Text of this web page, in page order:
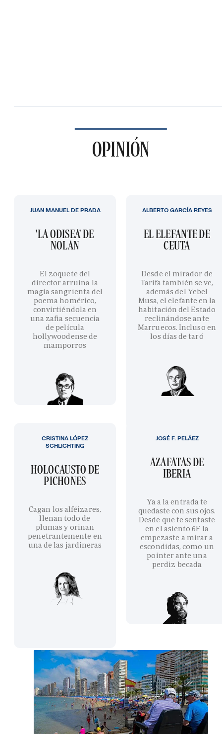
OPINIÓN
'LA ODISEA' DE
NOLAN
El zoquete del
director arruina la
magia sangrienta del
poema homérico,
convirtiéndola en
una zafia secuencia
de película
hollywoodense de
mamporros
JUAN MANUEL DE PRADA
EL ELEFANTE DE
CEUTA
Desde el mirador de
Tarifa también se ve,
además del Yebel
Musa, el elefante en la
habitación del Estado
reclinándose ante
Marruecos. Incluso en
los días de taró
ALBERTO GARCÍA REYES
HOLOCAUSTO DE
PICHONES
Cagan los alféizares,
llenan todo de
plumas y orinan
penetrantemente en
una de las jardineras
CRISTINA LÓPEZ
SCHLICHTING
AZAFATAS DE
IBERIA
Ya a la entrada te
quedaste con sus ojos.
Desde que te sentaste
en el asiento 6F la
empezaste a mirar a
escondidas, como un
pointer ante una
perdiz becada
JOSÉ F. PELÁEZ